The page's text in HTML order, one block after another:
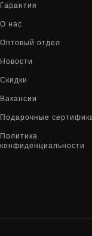
Гарантия
О нас
Оптовый отдел
Новости
Скидки
Вакансии
Подарочные
Политика
конфиденциальности